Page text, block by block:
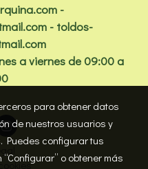
-
- toldos-
a viernes de 09:00 a
para obtener datos
de nuestros usuarios y
Puedes configurar tus
o obtener más